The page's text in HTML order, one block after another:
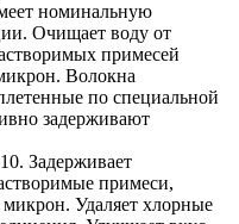
номинальную
Очищает воду от
примесей
Волокна
по специальной
задерживают
Задерживает
примеси,
микрон. Удаляет хлорные